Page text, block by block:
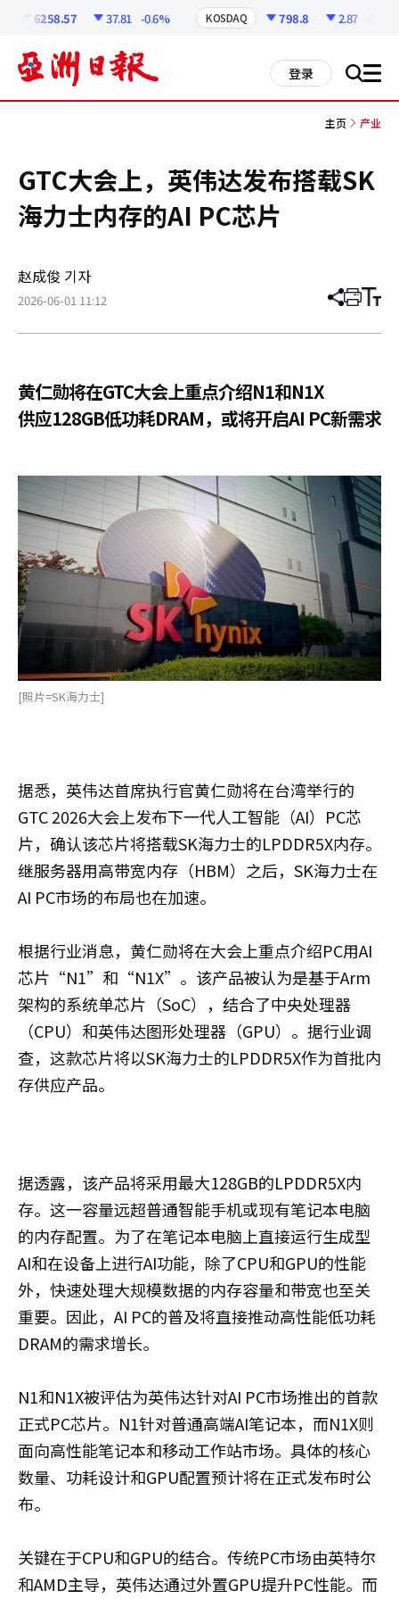
6258.57 37.81 -0.6% KOSDAQ 798.8 2.87 -0.36%
登录 搜 all
主页 产业
GTC大会上，英伟达发布搭载SK
海力士内存的AI PC芯片
赵成俊 기자
2026-06-01 11:12 分
章
打 调
小
黄仁勋将在GTC大会上重点介绍N1和N1X
供应128GB低功耗DRAM，或将开启AI PC新需求
[照片=SK海力士]
据悉，英伟达首席执行官黄仁勋将在台湾举行的
GTC 2026大会上发布下一代人工智能（AI）PC芯
片，确认该芯片将搭载SK海力士的LPDDR5X内存。
继服务器用高带宽内存（HBM）之后，SK海力士在
AI PC市场的布局也在加速。
根据行业消息，黄仁勋将在大会上重点介绍PC用AI
芯片“N1”和“N1X”。该产品被认为是基于Arm
架构的系统单芯片（SoC），结合了中央处理器
（CPU）和英伟达图形处理器（GPU）。据行业调
查，这款芯片将以SK海力士的LPDDR5X作为首批内
存供应产品。
据透露，该产品将采用最大128GB的LPDDR5X内
存。这一容量远超普通智能手机或现有笔记本电脑
的内存配置。为了在笔记本电脑上直接运行生成型
AI和在设备上进行AI功能，除了CPU和GPU的性能
外，快速处理大规模数据的内存容量和带宽也至关
重要。因此，AI PC的普及将直接推动高性能低功耗
DRAM的需求增长。
N1和N1X被评估为英伟达针对AI PC市场推出的首款
正式PC芯片。N1针对普通高端AI笔记本，而N1X则
面向高性能笔记本和移动工作站市场。具体的核心
数量、功耗设计和GPU配置预计将在正式发布时公
布。
关键在于CPU和GPU的结合。传统PC市场由英特尔
和AMD主导，英伟达通过外置GPU提升PC性能。而